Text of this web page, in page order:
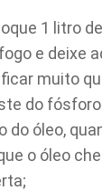
1 litro
e deixe
muito
do
do óleo,
o óleo